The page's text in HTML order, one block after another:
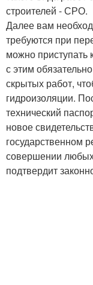
строителей - СРО.
Далее вам
требуются при
можно приступать
с этим
скрытых работ,
гидроизоляции.
технический
новое
государственном
совершении
подтвердит